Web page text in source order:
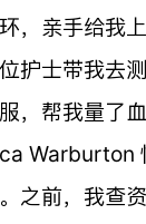
，亲手给我上
护士带我去
，帮我量了
Warburton
之前，我查